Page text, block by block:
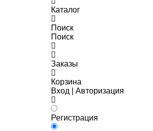
Каталог
Поиск
Поиск
Заказы
Корзина
Вход | Авторизация
Регистрация